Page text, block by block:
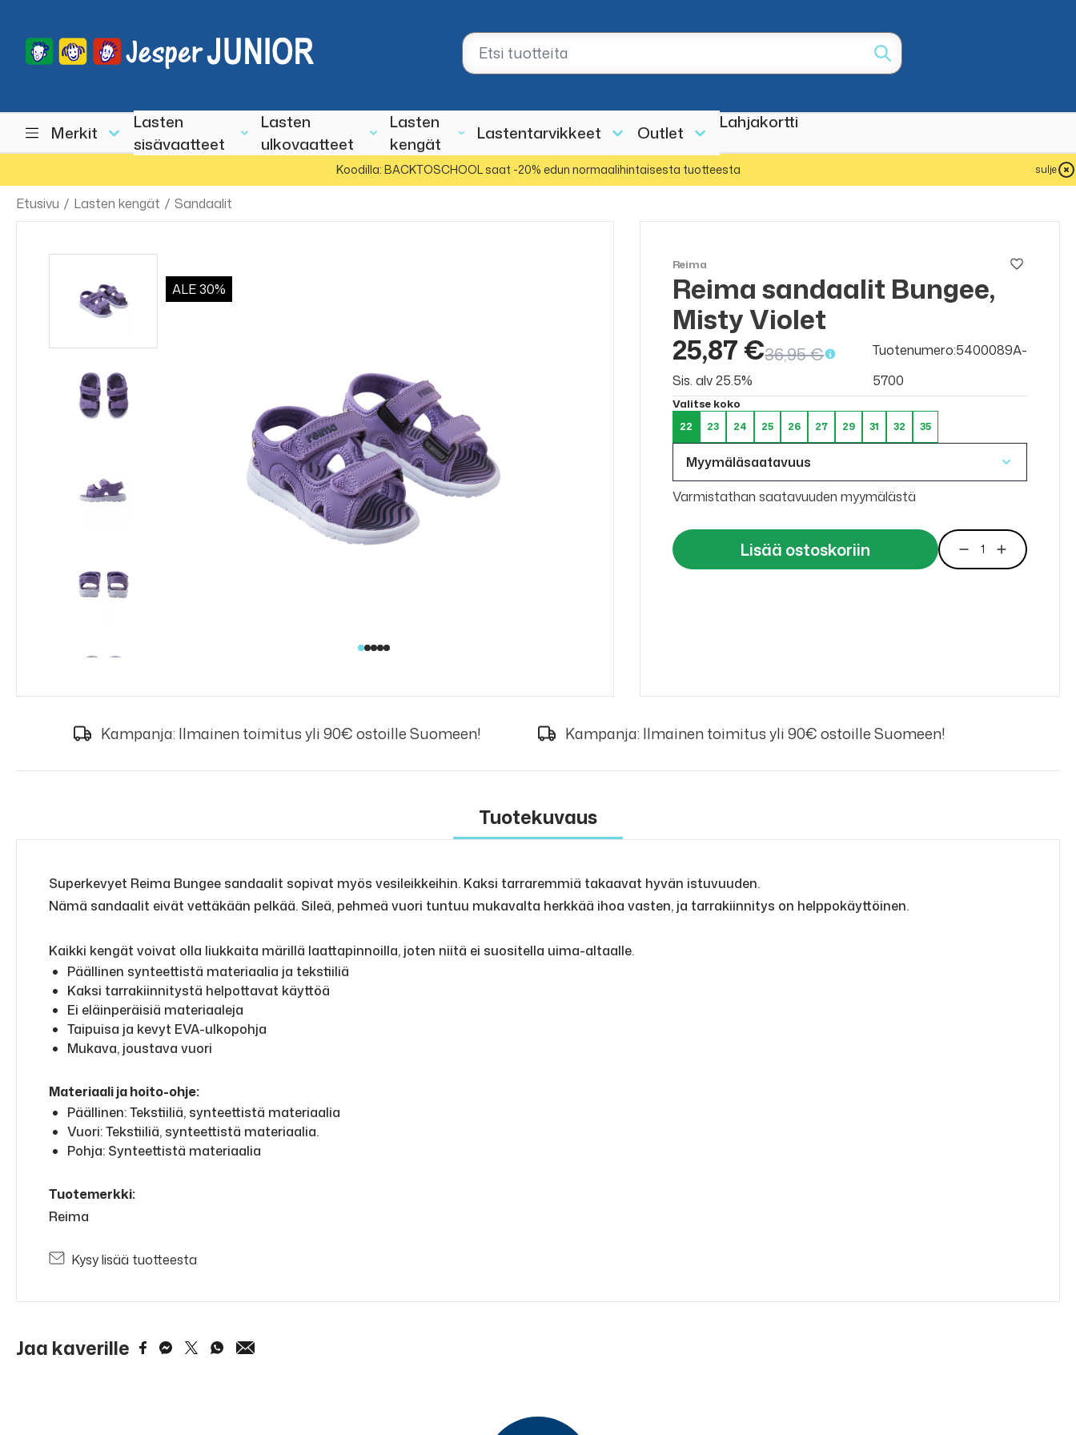
Merkit
Lasten
sisävaatteet
Lasten
ulkovaatteet
Lasten
kengät
Lastentarvikkeet Outlet
Lahjakortti
Koodilla: BACKTOSCHOOL saat -20% edun normaalihintaisesta tuotteesta sulje
Etusivu / Lasten kengät / Sandaalit
ALE30%
Reima
Reima sandaalit Bungee,
Misty Violet
25,87 €36,95 €
Sis. alv 25.5%
Tuotenumero:5400089A-
5700
Valitse koko
22 23 24 25 26 27 29 31 32 35
Myymäläsaatavuus
Varmistathan saatavuuden myymälästä
Lisää ostoskoriin
Kampanja: Ilmainen toimitus yli 90€ ostoille Suomeen! Kampanja: Ilmainen toimitus yli 90€ ostoille Suomeen!
Tuotekuvaus
Superkevyet Reima Bungee sandaalit sopivat myös vesileikkeihin. Kaksi tarraremmiä takaavat hyvän istuvuuden.
Nämä sandaalit eivät vettäkään pelkää. Sileä, pehmeä vuori tuntuu mukavalta herkkää ihoa vasten, ja tarrakiinnitys on helppokäyttöinen.
Kaikki kengät voivat olla liukkaita märillä laattapinnoilla, joten niitä ei suositella uima-altaalle.
Päällinen synteettistä materiaalia ja tekstiiliä
Kaksi tarrakiinnitystä helpottavat käyttöä
Ei eläinperäisiä materiaaleja
Taipuisa ja kevyt EVA-ulkopohja
Mukava, joustava vuori
Materiaali ja hoito-ohje:
Päällinen: Tekstiiliä, synteettistä materiaalia
Vuori: Tekstiiliä, synteettistä materiaalia.
Pohja: Synteettistä materiaalia
Tuotemerkki:
Reima
Kysy lisää tuotteesta
Jaa kaverille